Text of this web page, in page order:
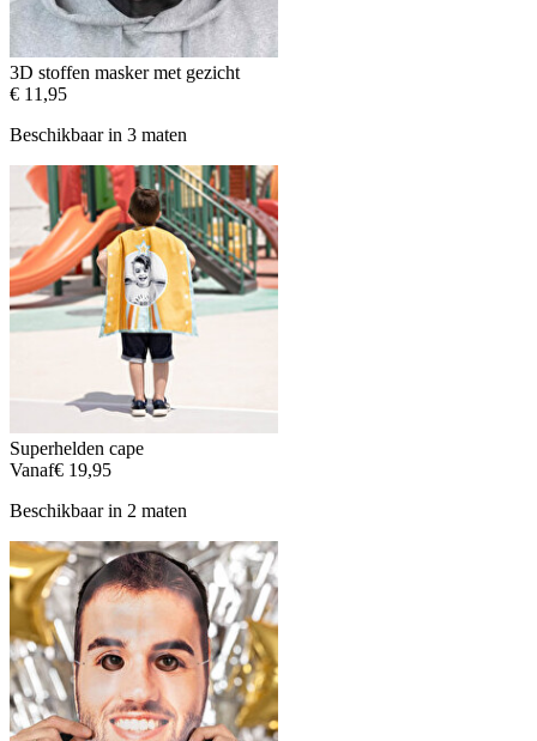
3D stoffen masker met gezicht
€ 11,95
Beschikbaar in 3 maten
Superhelden cape
Vanaf€ 19,95
Beschikbaar in 2 maten